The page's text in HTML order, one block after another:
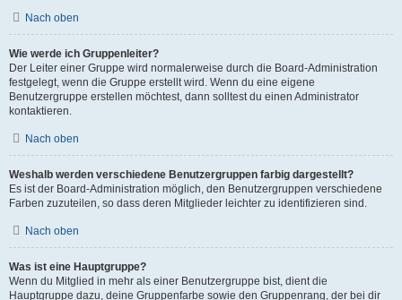
Nach oben
Wie werde ich Gruppenleiter?
Der Leiter einer Gruppe wird normalerweise durch die Board-Administration
festgelegt, wenn die Gruppe erstellt wird. Wenn du eine eigene
Benutzergruppe erstellen möchtest, dann solltest du einen Administrator
kontaktieren.
Nach oben
Weshalb werden verschiedene Benutzergruppen farbig dargestellt?
Es ist der Board-Administration möglich, den Benutzergruppen verschiedene
Farben zuzuteilen, so dass deren Mitglieder leichter zu identifizieren sind.
Nach oben
Was ist eine Hauptgruppe?
Wenn du Mitglied in mehr als einer Benutzergruppe bist, dient die
Hauptgruppe dazu, deine Gruppenfarbe sowie den Gruppenrang, der bei dir